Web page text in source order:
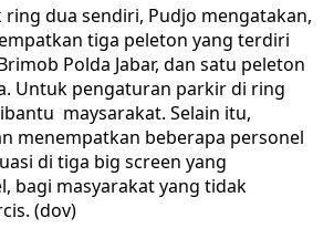
dua sendiri, Pudjo mengatakan,
tiga peleton yang terdiri
Polda Jabar, dan satu peleton
Untuk pengaturan parkir di ring
maysarakat. Selain itu,
menempatkan beberapa personel
di tiga big screen yang
bagi masyarakat yang tidak
(dov)